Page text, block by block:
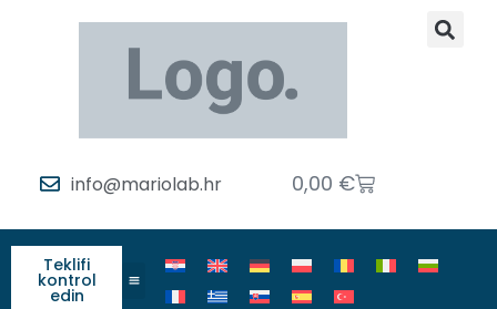
info@mariolab.hr 0,00 €
Teklifi
kontrol
edin